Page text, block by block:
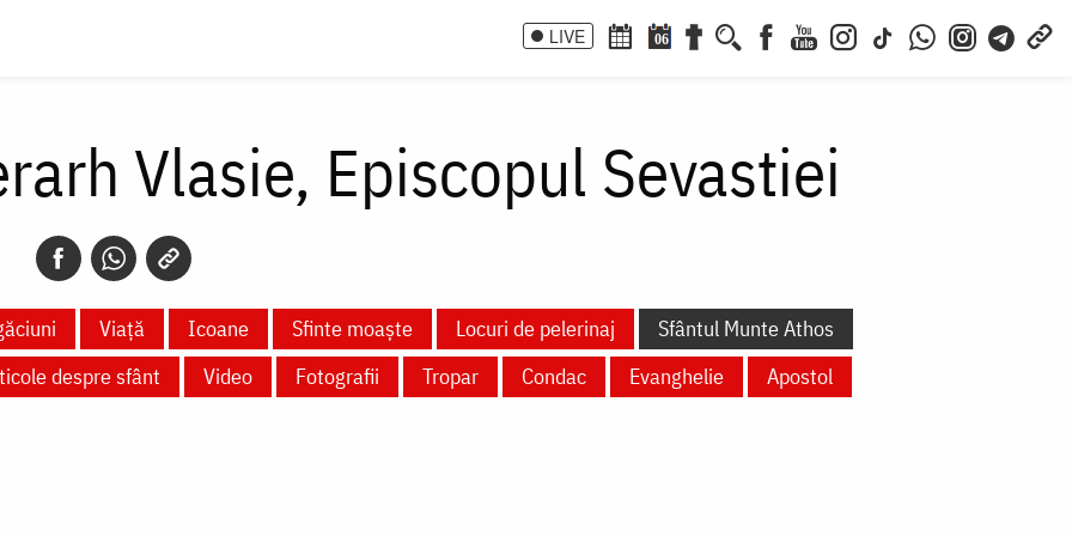
LIVE 06
Vlasie, Episcopul Sevastiei
Viață Icoane Sfinte moaște Locuri de pelerinaj
Sfântul Munte Athos
despre sfânt Video Fotografii Tropar Condac Evanghelie Apostol